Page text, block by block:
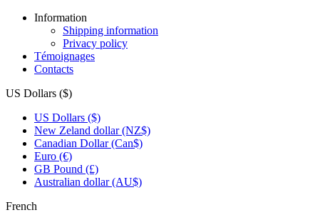
Information
Shipping information
Privacy policy
Témoignages
Contacts
US Dollars ($)
US Dollars ($)
New Zeland dollar (NZ$)
Canadian Dollar (Can$)
Euro (€)
GB Pound (£)
Australian dollar (AU$)
French